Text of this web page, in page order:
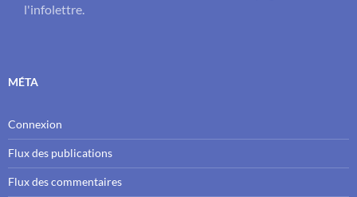
l'infolettre.
MÉTA
Connexion
Flux des publications
Flux des commentaires